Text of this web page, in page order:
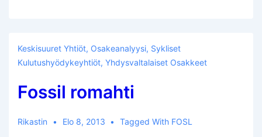
Keskisuuret Yhtiöt, Osakeanalyysi, Sykliset
Kulutushyödykeyhtiöt, Yhdysvaltalaiset Osakkeet
Fossil romahti
Rikastin Elo 8, 2013 Tagged With FOSL